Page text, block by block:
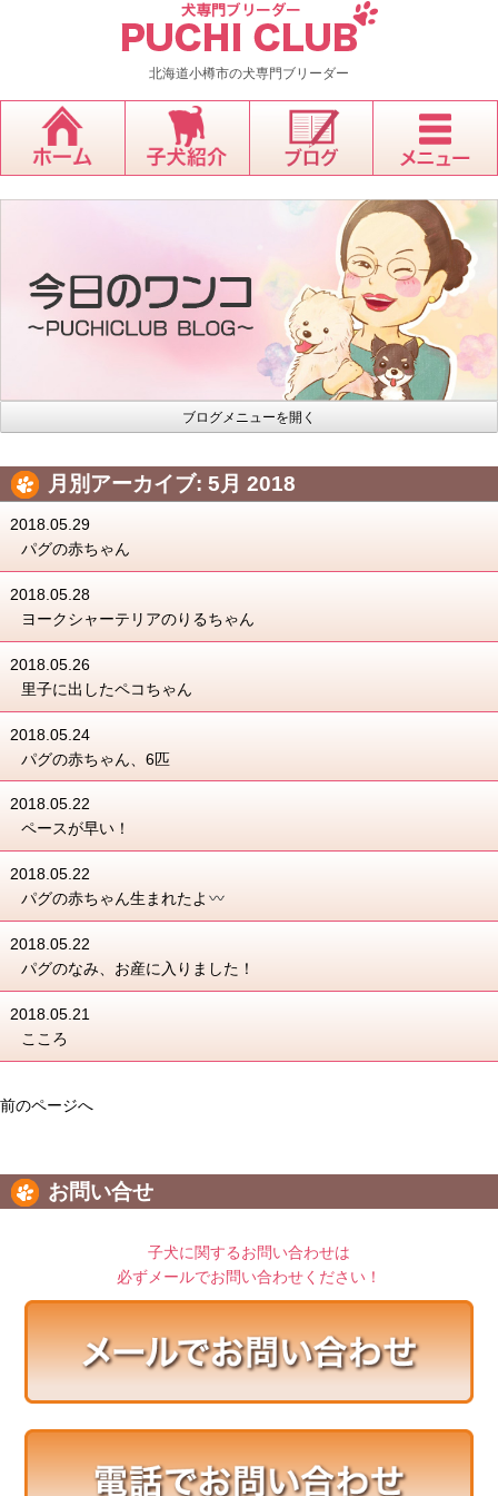
北海道小樽市の犬専門ブリーダー
ブログメニューを開く
月別アーカイブ:5月 2018
2018.05.29
パグの赤ちゃん
2018.05.28
ヨークシャーテリアのりるちゃん
2018.05.26
里子に出したペコちゃん
2018.05.24
パグの赤ちゃん、6匹
2018.05.22
ペースが早い！
2018.05.22
パグの赤ちゃん生まれたよ
2018.05.22
パグのなみ、お産に入りました！
2018.05.21
こころ
前のページへ
お問い合せ
子犬に関するお問い合わせは
必ずメールでお問い合わせください！